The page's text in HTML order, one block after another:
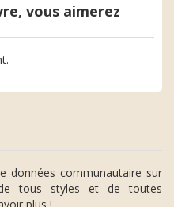
vous aimerez
données communautaire sur
tous styles et de toutes
plus !